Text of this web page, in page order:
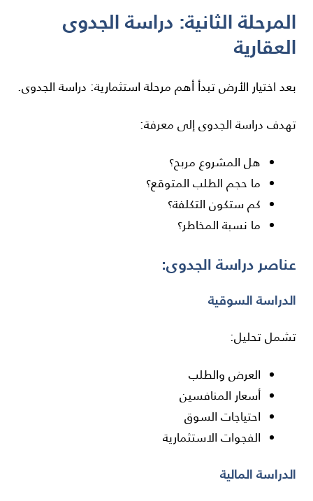
المرحلة الثانية: دراسة الجدوى
العقارية
بعد اختيار الأرض تبدأ أهم مرحلة استثمارية: دراسة الجدوى.
تهدف دراسة الجدوى إلى معرفة:
هل المشروع مربح؟
ما حجم الطلب المتوقع؟
كم ستكون التكلفة؟
ما نسبة المخاطر؟
عناصر دراسة الجدوى:
الدراسة السوقية
تشمل تحليل:
العرض والطلب
أسعار المنافسين
احتياجات السوق
الفجوات الاستثمارية
الدراسة المالية